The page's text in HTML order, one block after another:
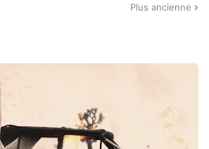
Plus ancienne